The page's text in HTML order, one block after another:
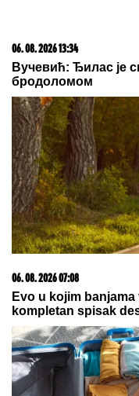
06. 08. 2026 23:02
planira napade